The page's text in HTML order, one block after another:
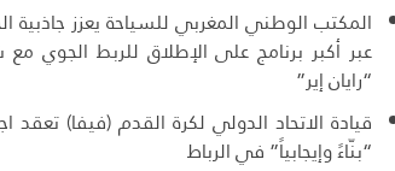
المكتب الوطني المغربي للسياحة يعزز جاذبية
عبر أكبر برنامج على الإطلاق للربط الجوي
“رايان إير”
قيادة الاتحاد الدولي لكرة القدم (فيفا) تعقد
“بنّاءً وإيجابياً” في الرباط